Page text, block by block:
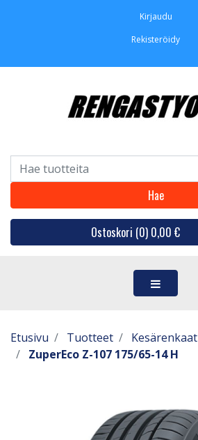
Kirjaudu
Rekisteröidy
Hae
Ostoskori (0) 0,00 €
Etusivu Tuotteet Kesärenkaat
ZuperEco Z-107 175/65-14 H